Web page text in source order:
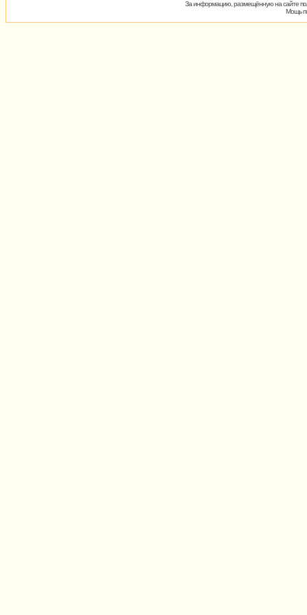
За информацию, размещённую на сайте
Мощь